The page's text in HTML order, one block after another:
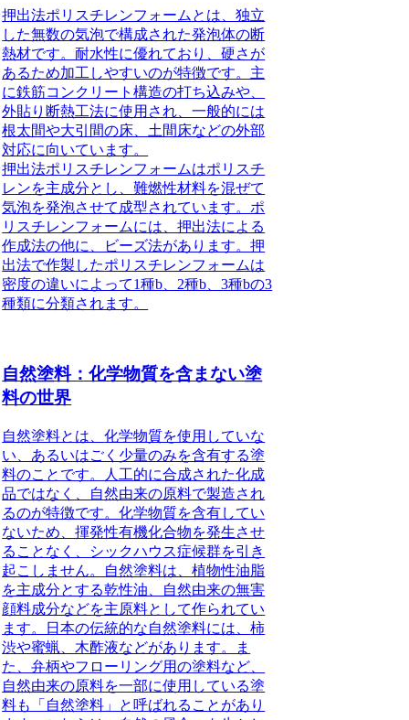
押出法ポリスチレンフォームとは、独立
した無数の気泡で構成された発泡体の断
熱材です。耐水性に優れており、硬さが
あるため加工しやすいのが特徴です。主
に鉄筋コンクリート構造の打ち込みや、
外貼り断熱工法に使用され、一般的には
根太間や大引間の床、土間床などの外部
対応に向いています。
押出法ポリスチレンフォームはポリスチ
レンを主成分とし、難燃性材料を混ぜて
気泡を発泡させて成型されています。ポ
リスチレンフォームには、押出法による
作成法の他に、ビーズ法があります。押
出法で作製したポリスチレンフォームは
密度の違いによって1種b、2種b、3種bの3
種類に分類されます。
自然塗料：化学物質を含まない塗
料の世界
自然塗料とは、化学物質を使用していな
い、あるいはごく少量のみを含有する塗
料のことです。
人工的に合成された化成
品ではなく、自然由来の原料で製造され
るのが特徴です。化学物質を含有してい
ないため、揮発性有機化合物を発生させ
ることなく、シックハウス症候群を引き
起こしません。自然塗料は、植物性油脂
を主成分とする乾性油、自然由来の無害
顔料成分などを主原料として作られてい
ます。日本の伝統的な自然塗料には、柿
渋や蜜蝋、木酢液などがあります。ま
た、弁柄やフローリング用の塗料など、
自然由来の原料を一部に使用している塗
料も「自然塗料」と呼ばれることがあり